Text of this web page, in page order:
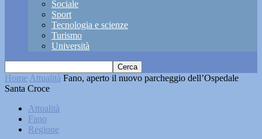
Sociale
Sport
Tecnologia e scienze
Turismo
Università
Home Attualità Fano, aperto il nuovo parcheggio dell’Ospedale
Santa Croce
Attualità
Fano
Regione